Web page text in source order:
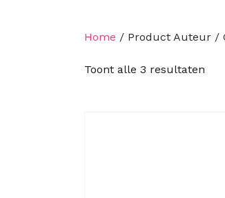
Home / Product Auteur /
Toont alle 3 resultaten